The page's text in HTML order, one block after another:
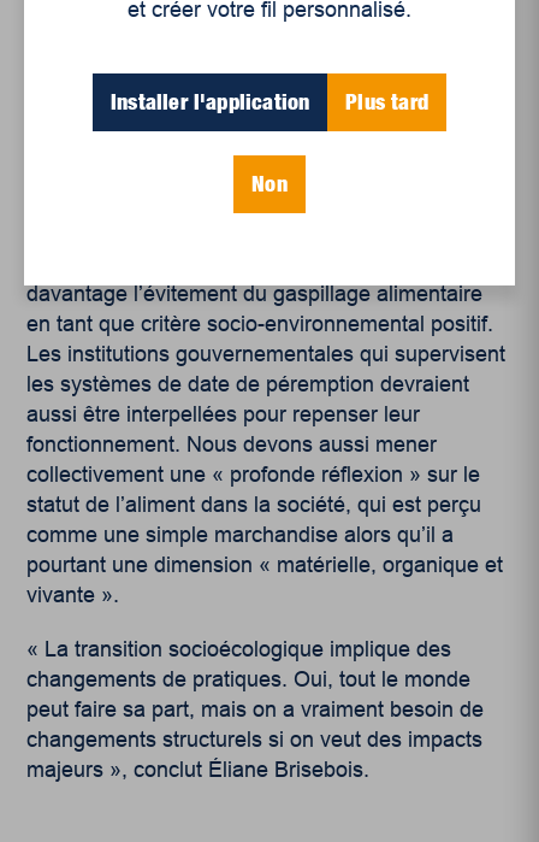
transformation), il faut d’abord reconnaître la
système alimentaire dans la lutte contre le
On pourra ensuite s’attaquer à redéfinir les
davantage l’évitement du gaspillage alimentaire
en tant que critère socio-environnemental positif.
Les institutions gouvernementales qui supervisent
les systèmes de date de péremption devraient
aussi être interpellées pour repenser leur
fonctionnement. Nous devons aussi mener
collectivement une « profonde réflexion » sur le
statut de l’aliment dans la société, qui est perçu
comme une simple marchandise alors qu’il a
pourtant une dimension « matérielle, organique et
vivante ».
« La transition socioécologique implique des
changements de pratiques. Oui, tout le monde
peut faire sa part, mais on a vraiment besoin de
changements structurels si on veut des impacts
majeurs », conclut Éliane Brisebois.
et créer votre fil personnalisé.
Installer l'application Plus tard
Non